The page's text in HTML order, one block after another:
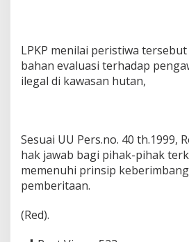
LPKP menilai peristiwa
bahan evaluasi terhadap
ilegal di kawasan hutan,
Sesuai UU Pers.no. 40 th.1999,
hak jawab bagi pihak-pihak
memenuhi prinsip
pemberitaan.
(Red).